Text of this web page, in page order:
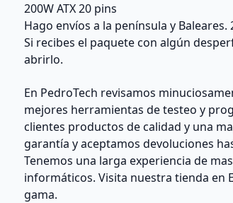
200W ATX 20 pins
Hago envíos a la península y
Si recibes el paquete con algún
abrirlo.
En PedroTech revisamos
mejores herramientas de testeo y
clientes productos de calidad y una
garantía y aceptamos devoluciones
Tenemos una larga experiencia de
informáticos. Visita nuestra tienda en
gama.